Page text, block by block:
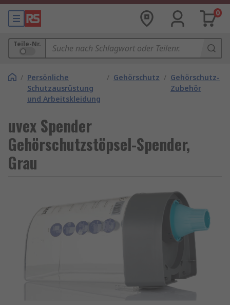
0
Teile-Nr.
/ Persönliche
Schutzausrüstung
und Arbeitskleidung
/ Gehörschutz / Gehörschutz-
Zubehör
uvex Spender
Gehörschutzstöpsel-Spender,
Grau